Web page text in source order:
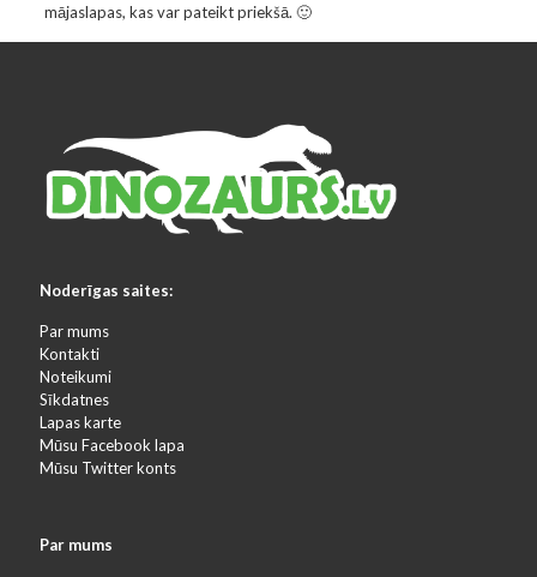
mājaslapas, kas var pateikt priekšā. 🙂
Noderīgas saites:
Par mums
Kontakti
Noteikumi
Sīkdatnes
Lapas karte
Mūsu Facebook lapa
Mūsu Twitter konts
Par mums